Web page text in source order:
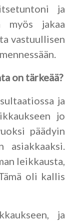
ja
myös jakaa
vastuullisen
on tärkeää?
ja
jo
päädyin
asiakkaaksi.
leikkausta,
oli kallis
ja